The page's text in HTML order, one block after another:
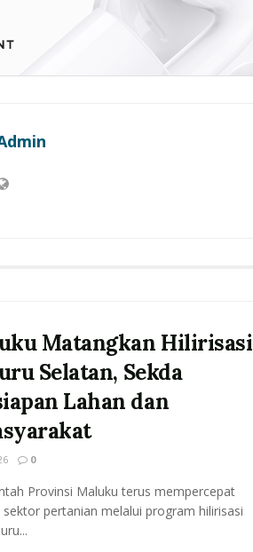
Matangkan Hilirisasi
Selatan, Sekda
Lahan dan
0
Provinsi Maluku terus mempercepat
pertanian melalui program hilirisasi